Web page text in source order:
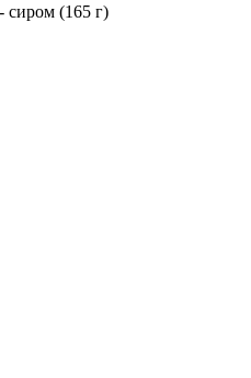
сиром (165 г)